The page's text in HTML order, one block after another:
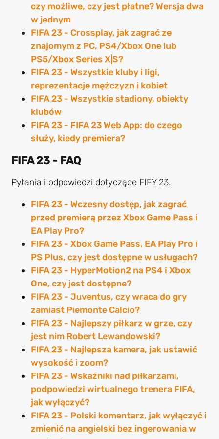
czy możliwe, czy jest płatne? Wersja dwa
w jednym
FIFA 23 - Crossplay, jak zagrać ze
znajomym z PC, PS4/Xbox One lub
PS5/Xbox Series X|S?
FIFA 23 - Wszystkie kluby i ligi,
reprezentacje mężczyzn i kobiet
FIFA 23 - Wszystkie stadiony, obiekty
klubów
FIFA 23 - FIFA 23 Web App: do czego
służy, kiedy premiera?
FIFA 23 - FAQ
Pytania i odpowiedzi dotyczące FIFY 23.
FIFA 23 - Wczesny dostęp, jak zagrać
przed premierą przez Xbox Game Pass i
EA Play Pro?
FIFA 23 - Xbox Game Pass, EA Play Pro i
PS Plus, czy jest dostępne w usługach?
FIFA 23 - HyperMotion2 na PS4 i Xbox
One, czy jest dostępne?
FIFA 23 - Juventus, czy wraca do gry
zamiast Piemonte Calcio?
FIFA 23 - Najlepszy piłkarz w grze, czy
jest nim Robert Lewandowski?
FIFA 23 - Najlepsza kamera, jak ustawić
wysokość i zoom?
FIFA 23 - Wskaźniki nad piłkarzami,
podpowiedzi wirtualnego trenera FIFA,
jak wyłączyć?
FIFA 23 - Polski komentarz, jak wyłączyć i
zmienić na angielski bez ingerowania w